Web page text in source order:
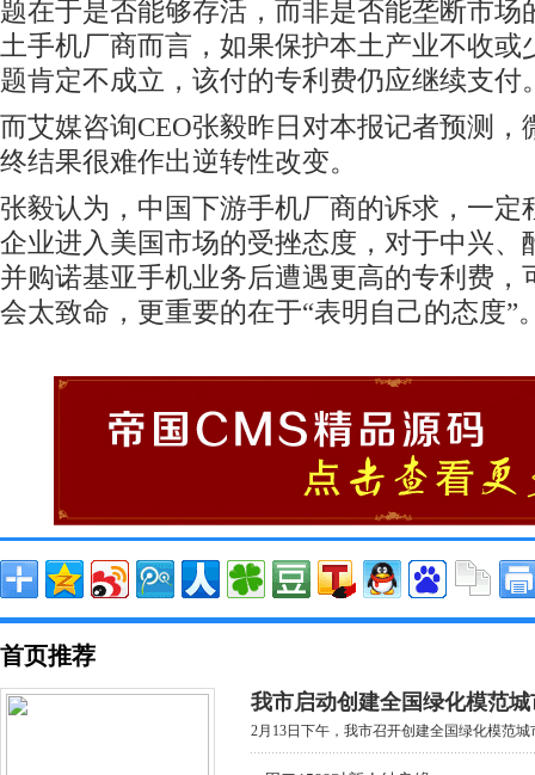
题在于是否能够存活，而非是否能垄断市场
土手机厂商而言，如果保护本土产业不收或
题肯定不成立，该付的专利费仍应继续支付
而艾媒咨询CEO张毅昨日对本报记者预测，
终结果很难作出逆转性改变。
张毅认为，中国下游手机厂商的诉求，一定
企业进入美国市场的受挫态度，对于中兴、
并购诺基亚手机业务后遭遇更高的专利费，
会太致命，更重要的在于“表明自己的态度”
首页推荐
我市启动创建全国绿化模范
2月13日下午，我市召开创建全国绿化模范